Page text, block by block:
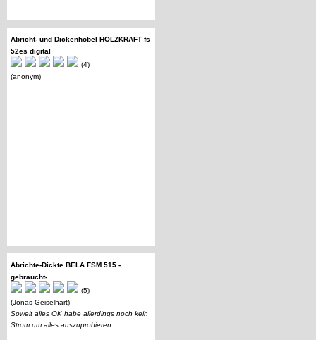
Abricht- und Dickenhobel HOLZKRAFT fs
52es digital
(4)
(anonym)
Abrichte-Dickte BELA FSM 515 -
gebraucht-
(5)
(Jonas Geiselhart)
Soweit alles OK habe allerdings noch kein
Strom um alles auszuprobieren